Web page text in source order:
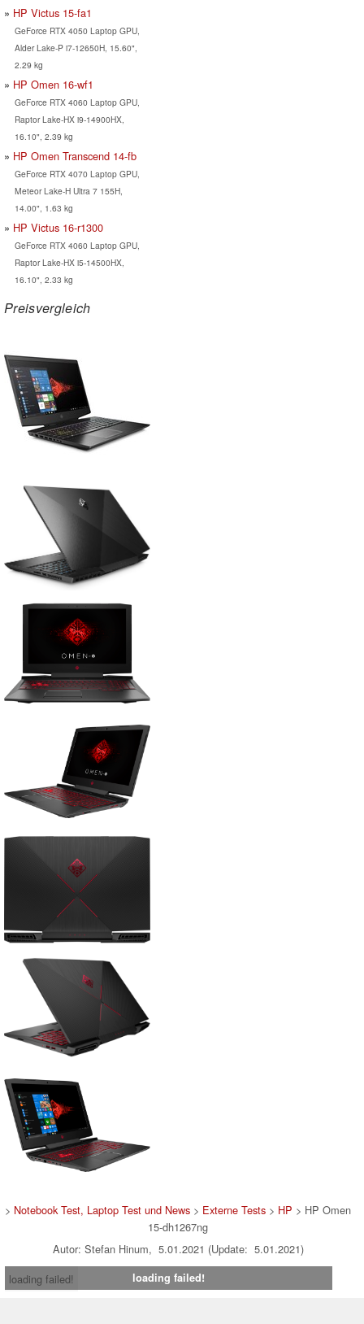
HP Victus 15-fa1
GeForce RTX 4050 Laptop GPU,
Alder Lake-P i7-12650H, 15.60",
2.29 kg
HP Omen 16-wf1
GeForce RTX 4060 Laptop GPU,
Raptor Lake-HX i9-14900HX,
16.10", 2.39 kg
HP Omen Transcend 14-fb
GeForce RTX 4070 Laptop GPU,
Meteor Lake-H Ultra 7 155H,
14.00", 1.63 kg
HP Victus 16-r1300
GeForce RTX 4060 Laptop GPU,
Raptor Lake-HX i5-14500HX,
16.10", 2.33 kg
Preisvergleich
> Notebook Test, Laptop Test und News > Externe Tests > HP > HP Omen
15-dh1267ng
Autor: Stefan Hinum, 5.01.2021 (Update: 5.01.2021)
loading failed!
loading failed!